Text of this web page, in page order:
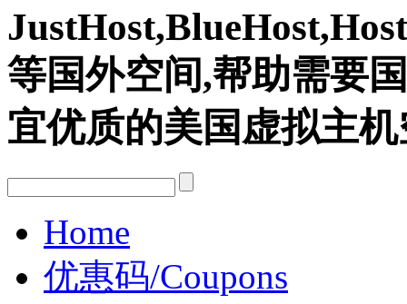
等国外空间,帮助需要
宜优质的美国虚拟主
Home
优惠码/Coupons